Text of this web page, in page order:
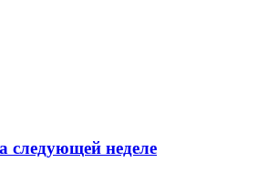
следующей неделе